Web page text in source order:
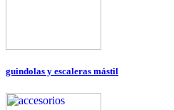
guindolas y escaleras mástil